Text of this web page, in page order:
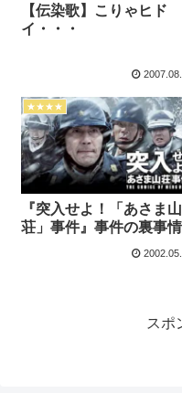
【伝染歌】こりゃヒド
イ・・・
★★★★
『突入せよ！「あさま山
荘」事件』事件の裏事情
スポ